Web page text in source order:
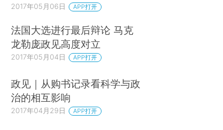
2017年05月06日 APP打开
法国大选进行最后辩论 马克
龙勒庞政见高度对立
2017年05月04日 APP打开
政见｜从购书记录看科学与政
治的相互影响
2017年04月29日 APP打开